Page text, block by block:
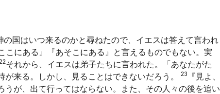
の国はいつ来るのかと尋ねたので、イエスは答えて言われ
ここにある』『あそこにある』と言えるものでもない。実
それから、イエスは弟子たちに言われた。「あなたがた
来る。しかし、見ることはできないだろう。
23
『見よ、
が、出て行ってはならない。また、その人々の後を追い